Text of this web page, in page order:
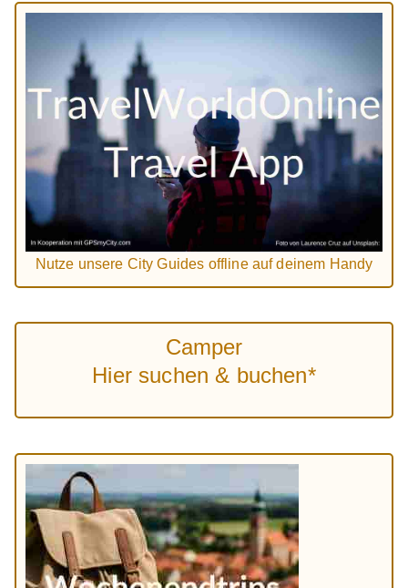
Nutze unsere City Guides offline auf deinem Handy
Camper
Hier suchen & buchen*